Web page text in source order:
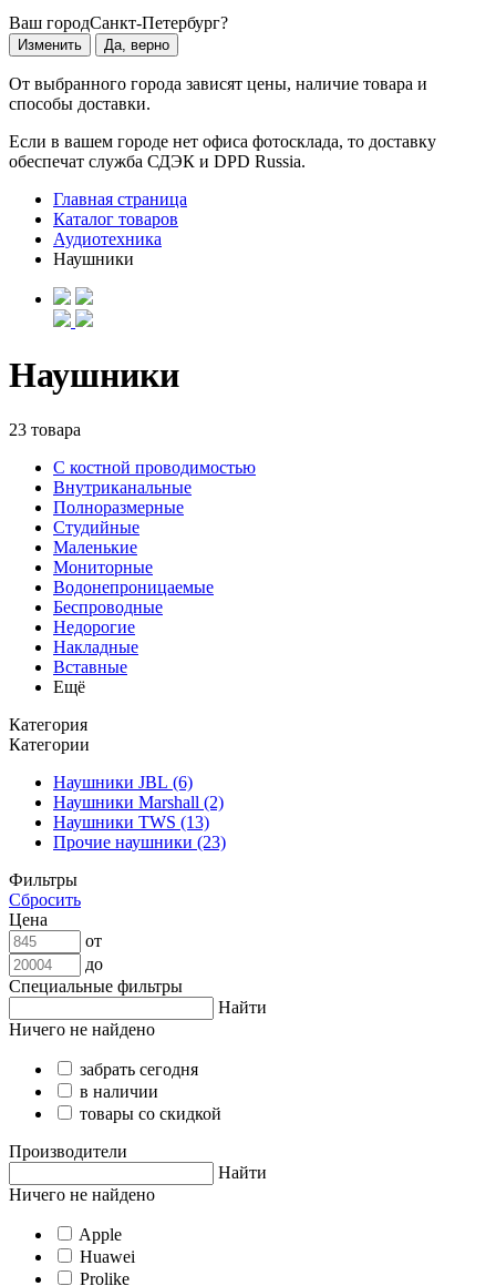
Ваш городСанкт-Петербург?
Изменить Да, верно
От выбранного города зависят цены, наличие товара и
способы доставки.
Если в вашем городе нет офиса фотосклада, то доставку
обеспечат служба СДЭК и DPD Russia.
Главная страница
Каталог товаров
Аудиотехника
Наушники
Наушники
23 товара
С костной проводимостью
Внутриканальные
Полноразмерные
Студийные
Маленькие
Мониторные
Водонепроницаемые
Беспроводные
Недорогие
Накладные
Вставные
Ещё
Категория
Категории
Наушники JBL (6)
Наушники Marshall (2)
Наушники TWS (13)
Прочие наушники (23)
Фильтры
Сбросить
Цена
от
до
Специальные фильтры
Найти
Ничего не найдено
забрать сегодня
в наличии
товары со скидкой
Производители
Найти
Ничего не найдено
Apple
Huawei
Prolike